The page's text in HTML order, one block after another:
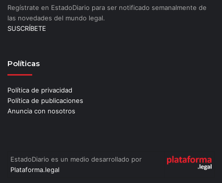
Regístrate en EstadoDiario para ser notificado semanalmente de
las novedades del mundo legal.
SUSCRÍBETE
Políticas
Política de privacidad
Política de publicaciones
Anuncia con nosotros
EstadoDiario es un medio desarrollado por
Plataforma.legal